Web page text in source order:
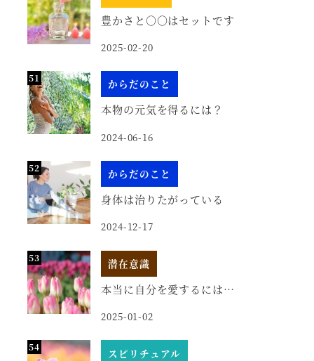
豊かさと○○はセットです
2025-02-20
からだのこと
本物の元気を得るには？
2024-06-16
からだのこと
身体は治りたがっている
2024-12-17
潜在意識
本当に自分を愛するには…
2025-01-02
スピリチュアル